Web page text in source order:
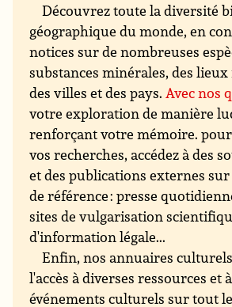
Découvrez toute la diversité
géographique du monde, en
notices sur de nombreuses
substances minérales, des
des villes et des pays.Avec nos
votre exploration de manière
renforçant votre mémoire.
vos recherches, accédez à des
et des publications externes sur
de référence : presse
sites de vulgarisation
d'information légale...
Enfin, nos annuaires
l'accès à diverses ressources et
événements culturels sur tout